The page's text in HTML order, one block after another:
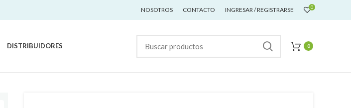
NOSOTROS CONTACTO INGRESAR / REGISTRARSE 0
DISTRIBUIDORES 0